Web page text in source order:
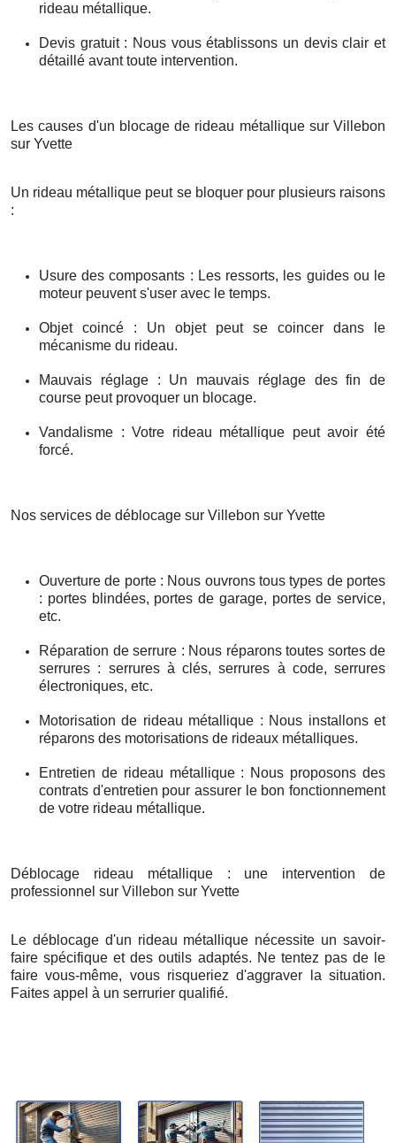
rideau métallique.
Devis gratuit : Nous vous établissons un devis clair et
détaillé avant toute intervention.
Les causes d'un blocage de rideau métallique sur Villebon
sur Yvette
Un rideau métallique peut se bloquer pour plusieurs raisons
:
Usure des composants : Les ressorts, les guides ou le
moteur peuvent s'user avec le temps.
Objet coincé : Un objet peut se coincer dans le
mécanisme du rideau.
Mauvais réglage : Un mauvais réglage des fin de
course peut provoquer un blocage.
Vandalisme : Votre rideau métallique peut avoir été
forcé.
Nos services de déblocage sur Villebon sur Yvette
Ouverture de porte : Nous ouvrons tous types de portes
: portes blindées, portes de garage, portes de service,
etc.
Réparation de serrure : Nous réparons toutes sortes de
serrures : serrures à clés, serrures à code, serrures
électroniques, etc.
Motorisation de rideau métallique : Nous installons et
réparons des motorisations de rideaux métalliques.
Entretien de rideau métallique : Nous proposons des
contrats d'entretien pour assurer le bon fonctionnement
de votre rideau métallique.
Déblocage rideau métallique : une intervention de
professionnel sur Villebon sur Yvette
Le déblocage d'un rideau métallique nécessite un savoir-
faire spécifique et des outils adaptés. Ne tentez pas de le
faire vous-même, vous risqueriez d'aggraver la situation.
Faites appel à un serrurier qualifié.